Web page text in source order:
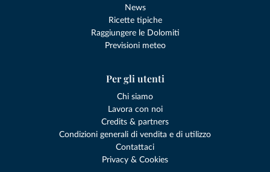
News
Ricette tipiche
Raggiungere le Dolomiti
Previsioni meteo
Per gli utenti
Chi siamo
Lavora con noi
Credits & partners
Condizioni generali di vendita e di utilizzo
Contattaci
Privacy & Cookies